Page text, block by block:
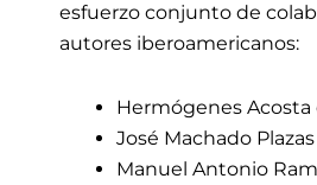
esfuerzo conjunto de
autores iberoamericanos:
Hermógenes Acosta
José Machado Plazas
Manuel Antonio